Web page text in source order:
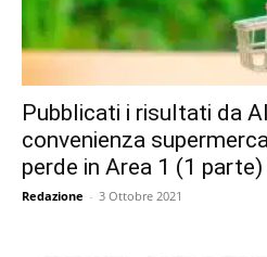
Pubblicati i risultati da
convenienza
perde in Area 1 (1 parte)
Redazione - 3 Ottobre 2021